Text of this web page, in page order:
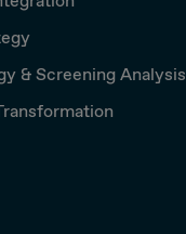
& Screening Analysis